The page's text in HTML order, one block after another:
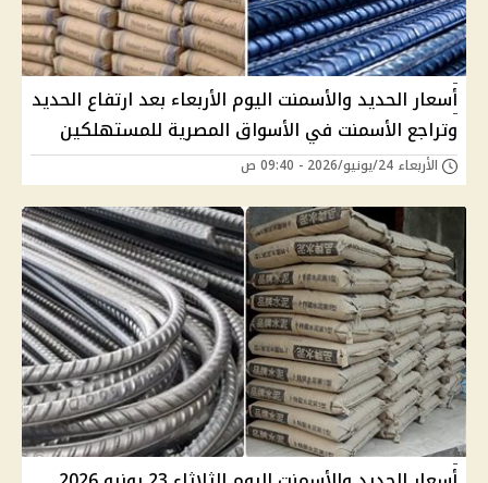
أسعار الحديد والأسمنت اليوم الأربعاء بعد ارتفاع الحديد
وتراجع الأسمنت في الأسواق المصرية للمستهلكين
الأربعاء 24/يونيو/2026 - 09:40 ص